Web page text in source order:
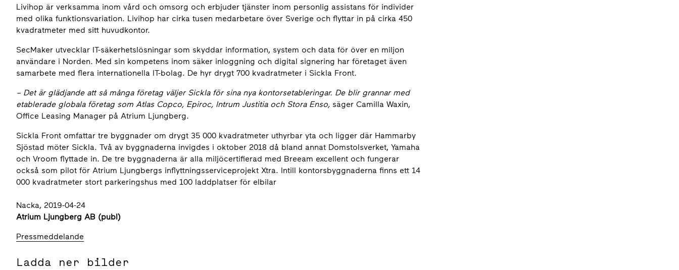
Livihop är verksamma inom vård och omsorg och erbjuder tjänster inom personlig assistans för individer
med olika funktionsvariation. Livihop har cirka tusen medarbetare över Sverige och flyttar in på cirka 450
kvadratmeter med sitt huvudkontor.
SecMaker utvecklar IT-säkerhetslösningar som skyddar information, system och data för över en miljon
användare i Norden. Med sin kompetens inom säker inloggning och digital signering har företaget även
samarbete med flera internationella IT-bolag. De hyr drygt 700 kvadratmeter i Sickla Front.
– Det är glädjande att så många företag väljer Sickla för sina nya kontorsetableringar. De blir grannar med
etablerade globala företag som Atlas Copco, Epiroc, Intrum Justitia och Stora Enso, säger Camilla Waxin,
Office Leasing Manager på Atrium Ljungberg.
Sickla Front omfattar tre byggnader om drygt 35 000 kvadratmeter uthyrbar yta och ligger där Hammarby
Sjöstad möter Sickla. Två av byggnaderna invigdes i oktober 2018 då bland annat Domstolsverket, Yamaha
och Vroom flyttade in. De tre byggnaderna är alla miljöcertifierad med Breeam excellent och fungerar
också som pilot för Atrium Ljungbergs inflyttningsserviceprojekt Xtra. Intill kontorsbyggnaderna finns ett 14
000 kvadratmeter stort parkeringshus med 100 laddplatser för elbilar
Nacka, 2019-04-24
Atrium Ljungberg AB (publ)
Pressmeddelande
Ladda ner bilder